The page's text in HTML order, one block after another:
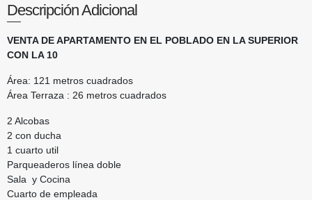
Descripción Adicional
VENTA DE APARTAMENTO EN EL POBLADO EN LA SUPERIOR
CON LA 10
Área: 121 metros cuadrados
Área Terraza : 26 metros cuadrados
2 Alcobas
2 con ducha
1 cuarto util
Parqueaderos línea doble
Sala y Cocina
Cuarto de empleada